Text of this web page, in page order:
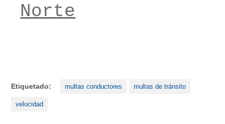
Norte
Etiquetado: multas conductores multas de tránsito
velocidad